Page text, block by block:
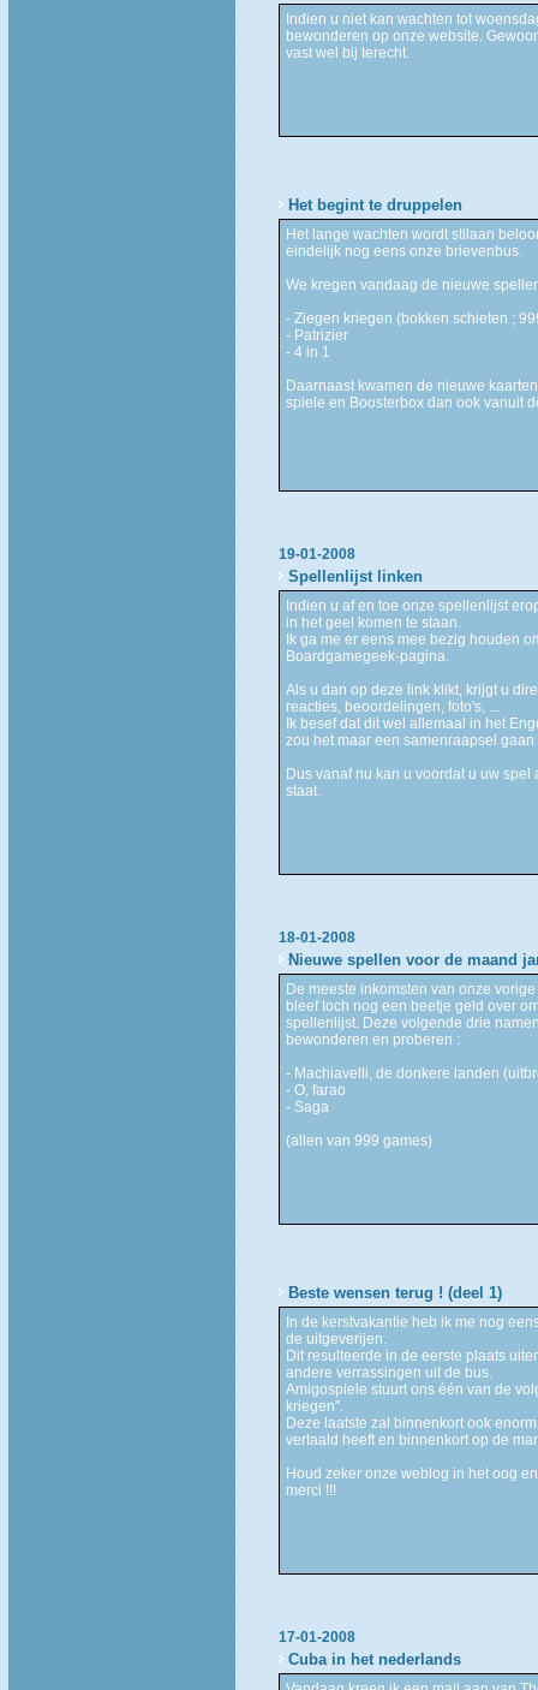
Indien u niet kan wachten tot
bewonderen op onze website.
vast wel bij terecht.
Het begint te druppelen
Het lange wachten wordt stilaan
eindelijk nog eens onze brievenbus.
We kregen vandaag de nieuwe
- Ziegen kriegen (bokken schieten ;
- Patrizier
- 4 in 1
Daarnaast kwamen de nieuwe
spiele en Boosterbox dan ook vanuit
19-01-2008
Spellenlijst linken
Indien u af en toe onze spellenlijst
in het geel komen te staan.
Ik ga me er eens mee bezig houden
Boardgamegeek-pagina.
Als u dan op deze link klikt, krijgt u
reacties, beoordelingen, foto's, ...
Ik besef dat dit wel allemaal in het
zou het maar een samenraapsel
Dus vanaf nu kan u voordat u uw
staat.
18-01-2008
Nieuwe spellen voor de maand
De meeste inkomsten van onze
bleef toch nog een beetje geld over
spellenlijst. Deze volgende drie
bewonderen en proberen :
- Machiavelli, de donkere landen
- O, farao
- Saga
(allen van 999 games)
Beste wensen terug ! (deel 1)
In de kerstvakantie heb ik me nog
de uitgeverijen.
Dit resulteerde in de eerste plaats
andere verrassingen uit de bus.
Amigospiele stuurt ons één van de
kriegen".
Deze laatste zal binnenkort ook
vertaald heeft en binnenkort op de
Houd zeker onze weblog in het oog
merci !!!
17-01-2008
Cuba in het nederlands